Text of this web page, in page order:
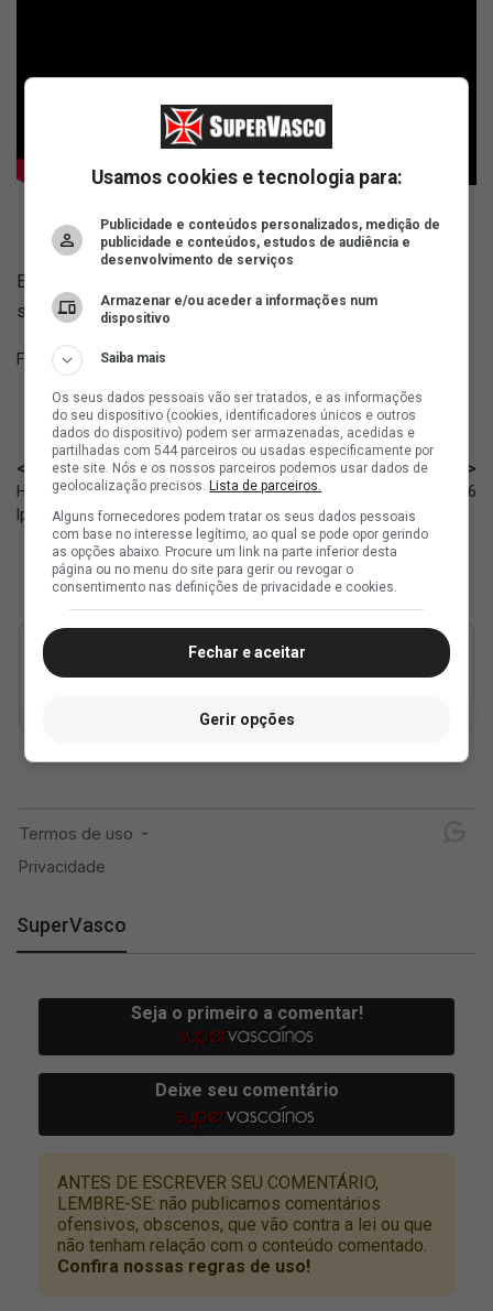
Esta notícia poderá ser atualizada ao longo do dia caso
surjam novas transmissões.
Fonte:NetVasco
< Anterior
Há 100 anos nascia o idolo
Ipojucan
Próximo >
Retrospecto do Vasco em 03/06
SuperVasco
Usamos cookies e tecnologia para:
Publicidade e conteúdos personalizados, medição de
publicidade e conteúdos, estudos de audiência e
desenvolvimento de serviços
Armazenar e/ou aceder a informações num
dispositivo
Saiba mais
Os seus dados pessoais vão ser tratados, e as informações
do seu dispositivo (cookies, identificadores únicos e outros
dados do dispositivo) podem ser armazenadas, acedidas e
partilhadas com 544 parceiros ou usadas especificamente por
este site. Nós e os nossos parceiros podemos usar dados de
geolocalização precisos. Lista de parceiros.
Alguns fornecedores podem tratar os seus dados pessoais
com base no interesse legítimo, ao qual se pode opor gerindo
as opções abaixo. Procure um link na parte inferior desta
página ou no menu do site para gerir ou revogar o
consentimento nas definições de privacidade e cookies.
Fechar e aceitar
Gerir opções